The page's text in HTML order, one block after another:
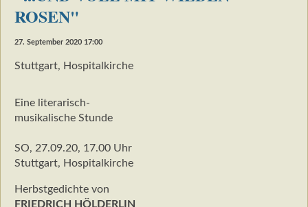
ROSEN"
27. September 2020 17:00
Stuttgart, Hospitalkirche
Eine literarisch-
musikalische Stunde
SO, 27.09.20, 17.00 Uhr
Stuttgart, Hospitalkirche
Herbstgedichte von
FRIEDRICH HÖLDERLIN